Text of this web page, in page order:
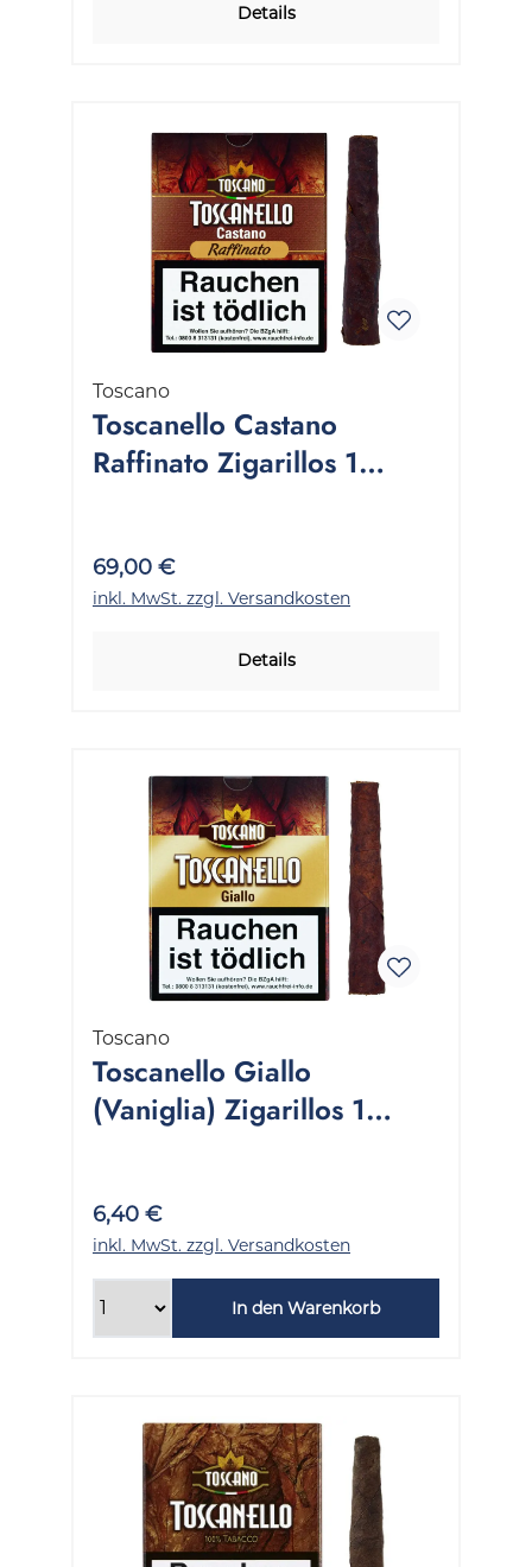
Details
Toscano
Toscanello Castano
Raffinato Zigarillos 1
69,00 €
inkl. MwSt. zzgl. Versandkosten
Details
Toscano
Toscanello Giallo
(Vaniglia) Zigarillos 1
6,40 €
inkl. MwSt. zzgl. Versandkosten
In den Warenkorb